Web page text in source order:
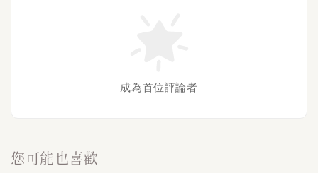
成為首位評論者
您可能也喜歡